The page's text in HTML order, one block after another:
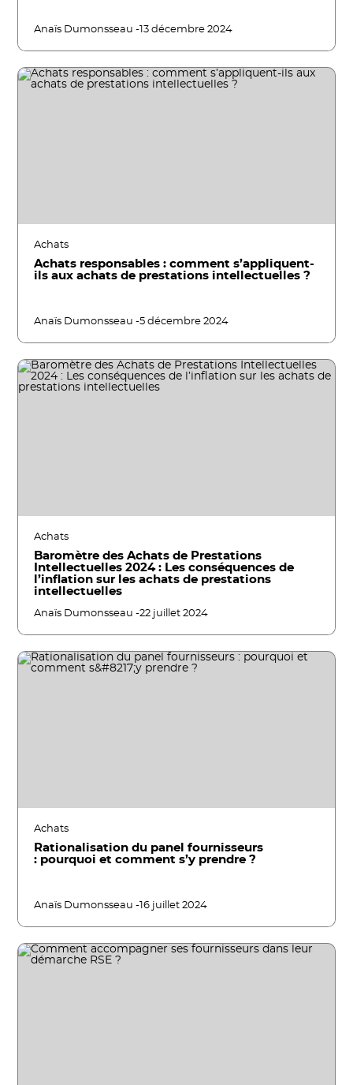
Anaïs Dumonsseau -13 décembre 2024
Achats
Achats responsables : comment s’appliquent-
ils aux achats de prestations intellectuelles ?
Anaïs Dumonsseau -5 décembre 2024
Achats
Baromètre des Achats de Prestations
Intellectuelles 2024 : Les conséquences de
l’inflation sur les achats de prestations
intellectuelles
Anaïs Dumonsseau -22 juillet 2024
Achats
Rationalisation du panel fournisseurs
: pourquoi et comment s’y prendre ?
Anaïs Dumonsseau -16 juillet 2024